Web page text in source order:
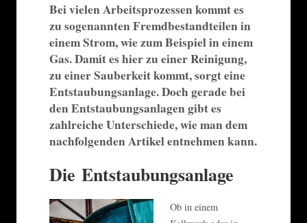
Bei vielen Arbeitsprozessen kommt es
zu sogenannten Fremdbestandteilen in
einem Strom, wie zum Beispiel in einem
Gas. Damit es hier zu einer Reinigung,
zu einer Sauberkeit kommt, sorgt eine
Entstaubungsanlage. Doch gerade bei
den Entstaubungsanlagen gibt es
zahlreiche Unterschiede, wie man dem
nachfolgenden Artikel entnehmen kann.
Die Entstaubungsanlage
Ob in einem